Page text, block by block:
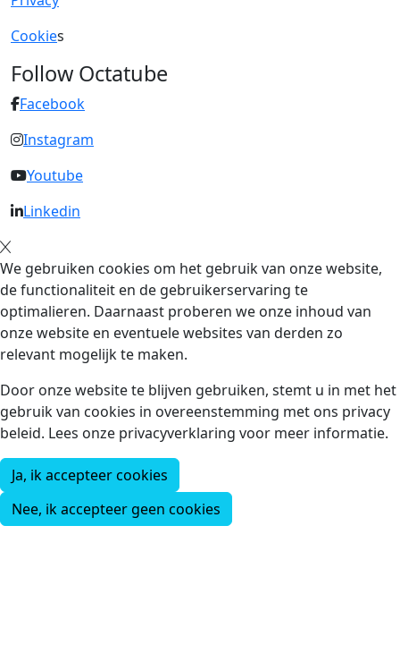
Cookies
Follow Octatube
Facebook
Instagram
Youtube
Linkedin
We gebruiken cookies om het gebruik van onze website,
de functionaliteit en de gebruikerservaring te
optimalieren. Daarnaast proberen we onze inhoud van
onze website en eventuele websites van derden zo
relevant mogelijk te maken.
Door onze website te blijven gebruiken, stemt u in met het
gebruik van cookies in overeenstemming met ons privacy
beleid. Lees onze privacyverklaring voor meer informatie.
Ja, ik accepteer cookies
Nee, ik accepteer geen cookies